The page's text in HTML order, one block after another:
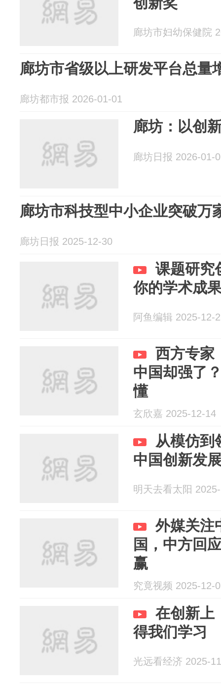
廊坊市妇幼保健院
廊坊市省级以上研发平台总量
廊坊都市报 2026-01-01
廊坊：以创
廊坊日报 2026-01-
廊坊市科技型中小企业突破万
廊坊日报 2025-12-30
课题研究
你的学术成
阿鱼编辑 2025-12-
西方专家
中国却强了
懂
玄欣嘉 2025-12-14
从模仿到
中国创新发
明天去看太阳
外媒关注
国，中方回
赢
究竟视频 2025-12-
在创新上
得我们学习
光远看经济 2025-